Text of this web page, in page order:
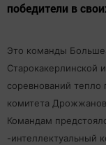
победители в
Это команды
Старокакерлинской
соревнований тепло
комитета
Командам
-интеллектуальный